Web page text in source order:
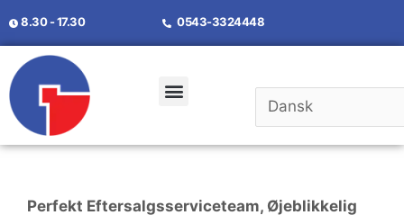
8.30 - 17.30 0543-3324448
Perfekt Eftersalgsserviceteam, Øjeblikkelig